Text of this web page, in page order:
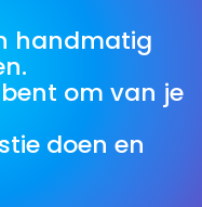
handmatig
om van je
doen en